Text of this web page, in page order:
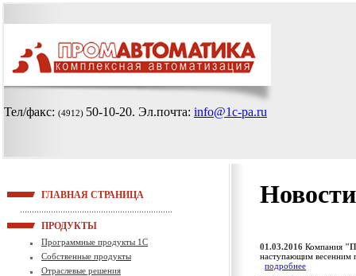
Тел/факс: (4912) 50-10-20. Эл.почта: info@1c-pa.ru
ГЛАВНАЯ СТРАНИЦА
ПРОДУКТЫ
Программные продукты 1С
Собственные продукты
Отраслевые решения
01.03.2016 Компания
наступающим
подробнее